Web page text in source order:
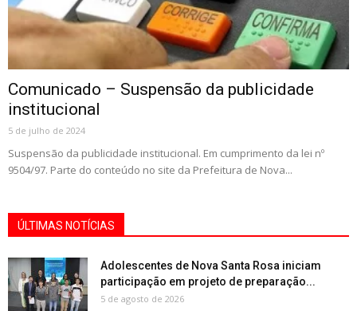
Comunicado – Suspensão da publicidade
institucional
5 de julho de 2024
Suspensão da publicidade institucional. Em cumprimento da lei nº
9504/97. Parte do conteúdo no site da Prefeitura de Nova...
ÚLTIMAS NOTÍCIAS
Adolescentes de Nova Santa Rosa iniciam
participação em projeto de preparação...
5 de agosto de 2026